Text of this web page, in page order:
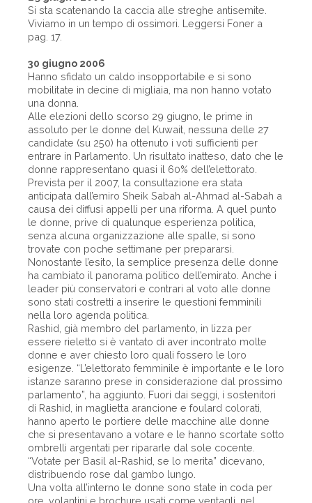
Si sta scatenando la caccia alle streghe antisemite.
Viviamo in un tempo di ossimori. Leggersi Foner a
pag. 17.
30 giugno 2006
Hanno sfidato un caldo insopportabile e si sono
mobilitate in decine di migliaia, ma non hanno votato
una donna.
Alle elezioni dello scorso 29 giugno, le prime in
assoluto per le donne del Kuwait, nessuna delle 27
candidate (su 250) ha ottenuto i voti sufficienti per
entrare in Parlamento. Un risultato inatteso, dato che le
donne rappresentano quasi il 60% dell’elettorato.
Prevista per il 2007, la consultazione era stata
anticipata dall’emiro Sheik Sabah al-Ahmad al-Sabah a
causa dei diffusi appelli per una riforma. A quel punto
le donne, prive di qualunque esperienza politica,
senza alcuna organizzazione alle spalle, si sono
trovate con poche settimane per prepararsi.
Nonostante l’esito, la semplice presenza delle donne
ha cambiato il panorama politico dell’emirato. Anche i
leader più conservatori e contrari al voto alle donne
sono stati costretti a inserire le questioni femminili
nella loro agenda politica.
Rashid, già membro del parlamento, in lizza per
essere rieletto si è vantato di aver incontrato molte
donne e aver chiesto loro quali fossero le loro
esigenze. “L’elettorato femminile è importante e le loro
istanze saranno prese in considerazione dal prossimo
parlamento”, ha aggiunto. Fuori dai seggi, i sostenitori
di Rashid, in maglietta arancione e foulard colorati,
hanno aperto le portiere delle macchine alle donne
che si presentavano a votare e le hanno scortate sotto
ombrelli argentati per ripararle dal sole cocente.
“Votate per Basil al-Rashid, se lo merita” dicevano,
distribuendo rose dal gambo lungo.
Una volta all’interno le donne sono state in coda per
ore, volantini e brochure usati come ventagli, nel